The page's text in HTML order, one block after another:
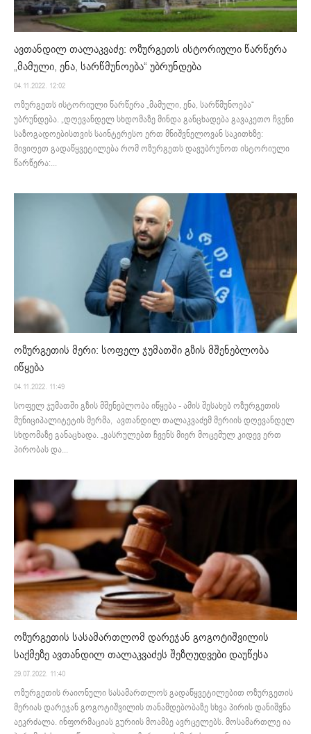
ავთანდილ თალაკვაძე: ოზურგეთს ისტორიული წარწერა
„მამული, ენა, სარწმუნოება“ უბრუნდება
04.11.2022. 12:02
ოზურგეთს ისტორიული წარწერა „მამული, ენა, სარწმუნოება“
უბრუნდება. „დღევანდელ სხდომაზე მინდა განცხადება გავაკეთო ჩვენი
საზოგადოებისთვის საინტერესო ერთ მნიშვნელოვან საკითხზე:
მივიღეთ გადაწყვეტილება რომ ოზურგეთს დავუბრუნოთ ისტორიული
წარწერა:...
ოზურგეთის მერი: სოფელ ჯუმათში გზის მშენებლობა
იწყება
04.11.2022. 11:49
სოფელ ჯუმათში გზის მშენებლობა იწყება - ამის შესახებ ოზურგეთის
მუნიციპალიტეტის მერმა, ავთანდილ თალაკვაძემ მერიის დღევანდელ
სხდომაზე განაცხადა. „ვასრულებთ ჩვენს მიერ მოცემულ კიდევ ერთ
პირობას და...
ოზურგეთის სასამართლომ დარეჯან გოგოტიშვილის
საქმეზე ავთანდილ თალაკვაძეს შეზღუდვები დაუწესა
29.07.2022. 11:40
ოზურგეთის რაიონული სასამართლოს გადაწყვეტილებით ოზურგეთის
მერიას დარეჯან გოგოტიშვილის თანამდებობაზე სხვა პირის დანიშვნა
აეკრძალა. ინფორმაციას გურიის მოამბე ავრცელებს. მოსამართლე ია